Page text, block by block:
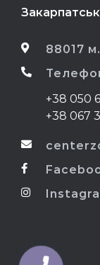
88017
+38 050
+38 067